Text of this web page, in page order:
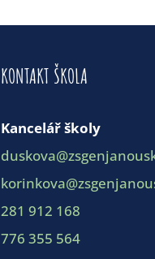
KONTAKT ŠKOLA
Kancelář školy
281 912 168
776 355 564